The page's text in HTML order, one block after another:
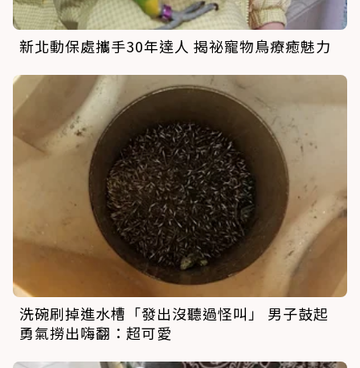
新北動保處攜手30年達人 揭祕寵物鳥療癒魅力
洗碗刷掉進水槽「發出沒聽過怪叫」 男子鼓起
勇氣撈出嗨翻：超可愛